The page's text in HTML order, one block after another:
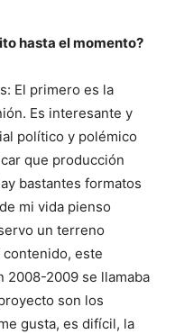
hasta el momento?
El primero es la
Es interesante y
político y polémico
que producción
bastantes formatos
mi vida pienso
un terreno
este
2008-2009 se llamaba
son los
gusta, es difícil, la